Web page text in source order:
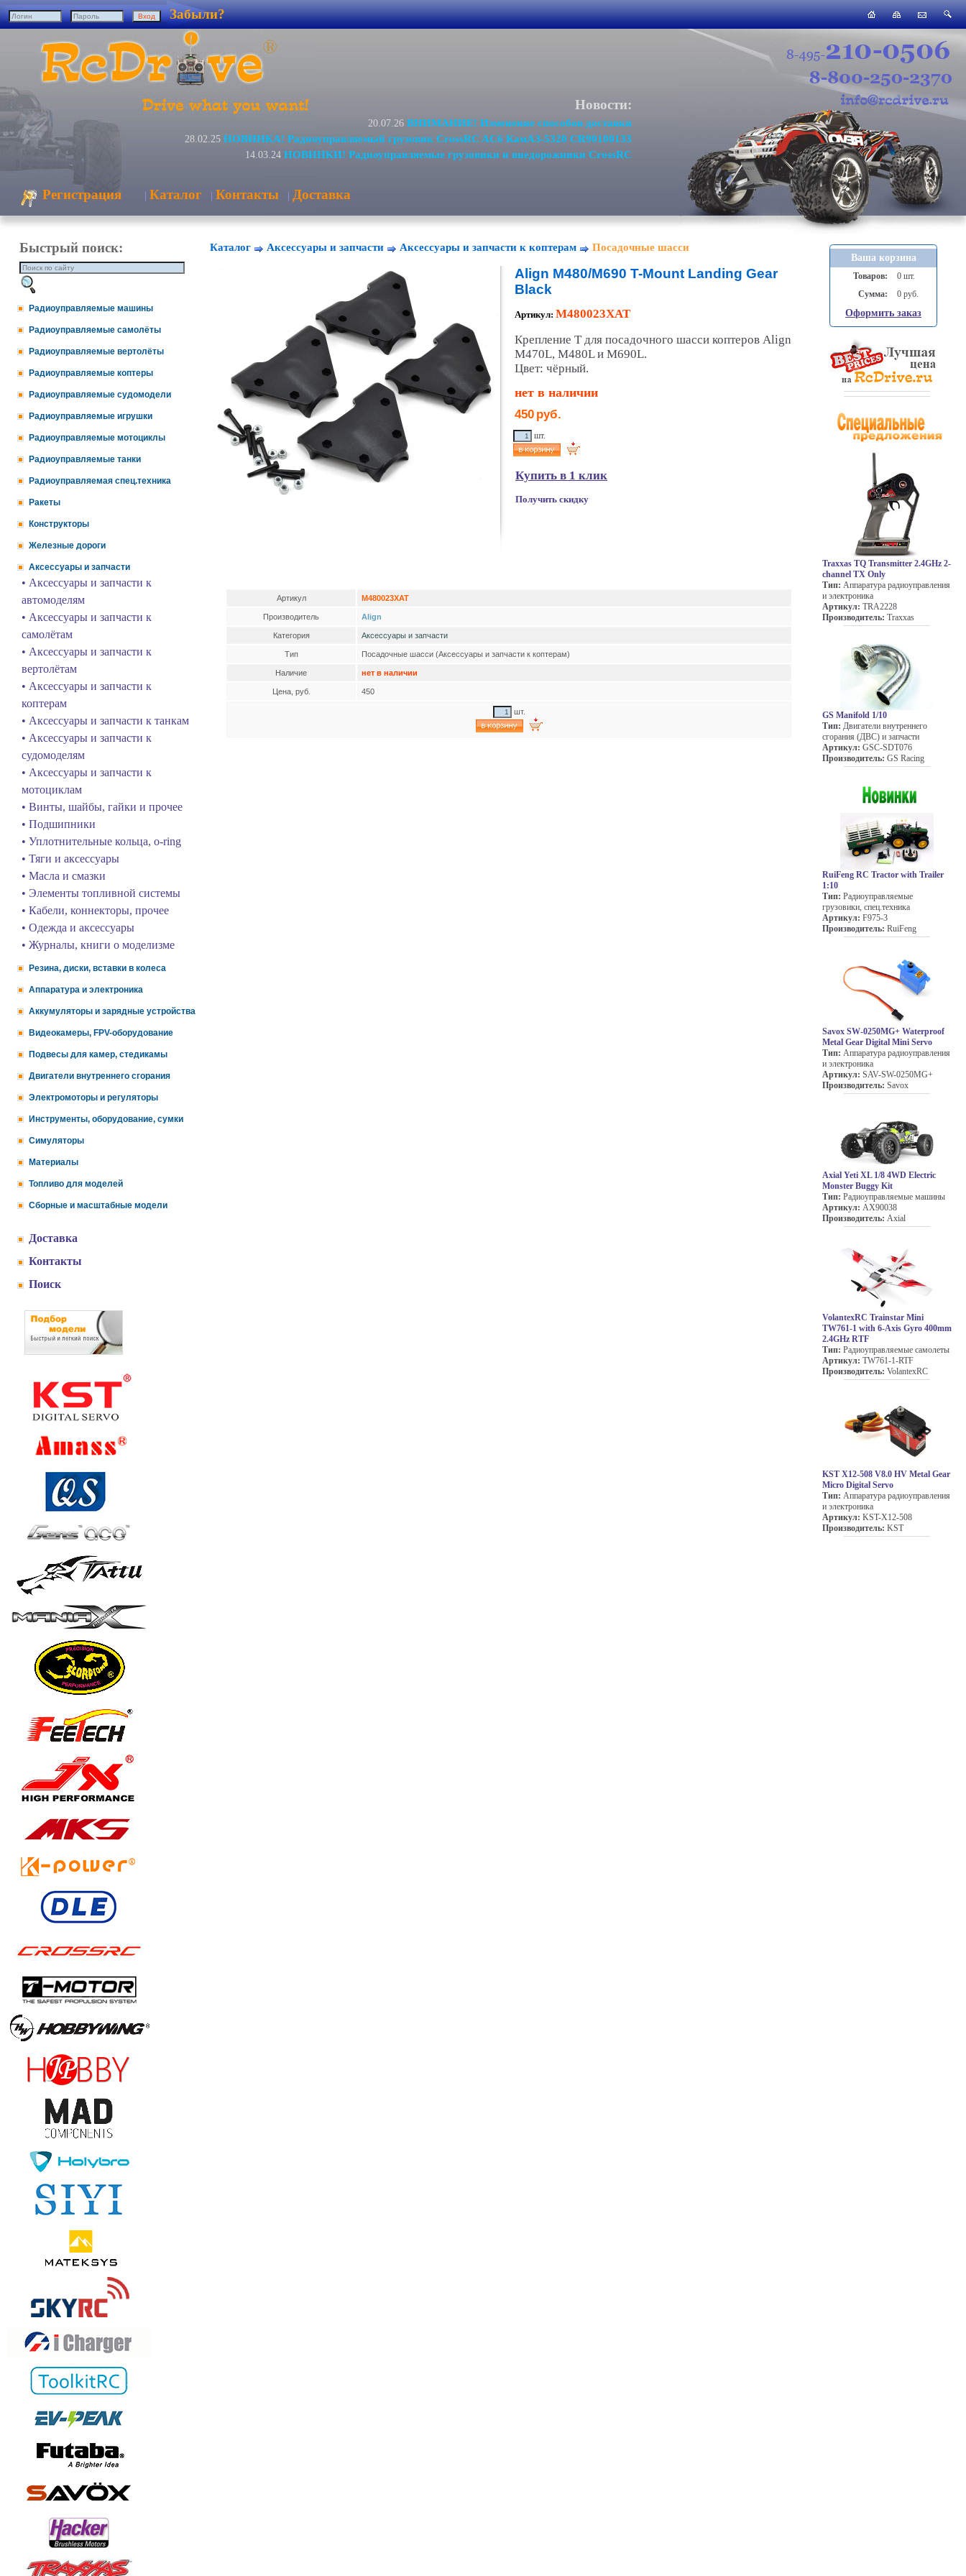
Забыли?
Новости:
20.07.26 ВНИМАНИЕ! Изменение способов доставки
28.02.25 НОВИНКА! Радиоуправляемый грузовик CrossRC AC6 КамАЗ-5320 CR90100133
14.03.24 НОВИНКИ! Радиоуправляемые грузовики и внедорожники CrossRC
Регистрация | Каталог | Контакты | Доставка
Быстрый поиск:
Радиоуправляемые машины
Радиоуправляемые самолёты
Радиоуправляемые вертолёты
Радиоуправляемые коптеры
Радиоуправляемые судомодели
Радиоуправляемые игрушки
Радиоуправляемые мотоциклы
Радиоуправляемые танки
Радиоуправляемая спец.техника
Ракеты
Конструкторы
Железные дороги
Аксессуары и запчасти
• Аксессуары и запчасти к
автомоделям
• Аксессуары и запчасти к
самолётам
• Аксессуары и запчасти к
вертолётам
• Аксессуары и запчасти к
коптерам
• Аксессуары и запчасти к танкам
• Аксессуары и запчасти к
судомоделям
• Аксессуары и запчасти к
мотоциклам
• Винты, шайбы, гайки и прочее
• Подшипники
• Уплотнительные кольца, o-ring
• Тяги и аксессуары
• Масла и смазки
• Элементы топливной системы
• Кабели, коннекторы, прочее
• Одежда и аксессуары
• Журналы, книги о моделизме
Резина, диски, вставки в колеса
Аппаратура и электроника
Аккумуляторы и зарядные устройства
Видеокамеры, FPV-оборудование
Подвесы для камер, стедикамы
Двигатели внутреннего сгорания
Электромоторы и регуляторы
Инструменты, оборудование, сумки
Симуляторы
Материалы
Топливо для моделей
Сборные и масштабные модели
Доставка
Контакты
Поиск
Каталог Аксессуары и запчасти Аксессуары и запчасти к коптерам Посадочные шасси
Align M480/M690 T-Mount Landing Gear
Black
Артикул: M480023XAT
Крепление T для посадочного шасси коптеров Align
M470L, M480L и M690L.
Цвет: чёрный.
нет в наличии
450 руб.
шт.
Купить в 1 клик
Получить скидку
Артикул M480023XAT
Производитель Align
Категория Аксессуары и запчасти
Тип Посадочные шасси (Аксессуары и запчасти к коптерам)
Наличие нет в наличии
Цена, руб. 450
шт.
Ваша корзина
Товаров:
0 шт.
Сумма:
0 руб.
Оформить заказ
Traxxas TQ Transmitter 2.4GHz 2-
channel TX Only
Тип: Аппаратура радиоуправления
и электроника
Артикул: TRA2228
Производитель: Traxxas
GS Manifold 1/10
Тип: Двигатели внутреннего
сгорания (ДВС) и запчасти
Артикул: GSC-SDT076
Производитель: GS Racing
RuiFeng RC Tractor with Trailer
1:10
Тип: Радиоуправляемые
грузовики, спец.техника
Артикул: F975-3
Производитель: RuiFeng
Savox SW-0250MG+ Waterproof
Metal Gear Digital Mini Servo
Тип: Аппаратура радиоуправления
и электроника
Артикул: SAV-SW-0250MG+
Производитель: Savox
Axial Yeti XL 1/8 4WD Electric
Monster Buggy Kit
Тип: Радиоуправляемые машины
Артикул: AX90038
Производитель: Axial
VolantexRC Trainstar Mini
TW761-1 with 6-Axis Gyro 400mm
2.4GHz RTF
Тип: Радиоуправляемые самолеты
Артикул: TW761-1-RTF
Производитель: VolantexRC
KST X12-508 V8.0 HV Metal Gear
Micro Digital Servo
Тип: Аппаратура радиоуправления
и электроника
Артикул: KST-X12-508
Производитель: KST